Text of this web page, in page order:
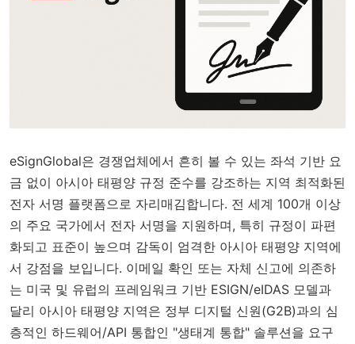
eSignGlobal은 경쟁업체에서 흔히 볼 수 있는 좌석 기반 요
금 없이 아시아 태평양 규정 준수를 강조하는 지역 최적화된
전자 서명 플랫폼으로 자리매김합니다. 전 세계 100개 이상
의 주요 국가에서 전자 서명을 지원하며, 특히 규정이 파편
화되고 표준이 높으며 감독이 엄격한 아시아 태평양 지역에
서 강점을 보입니다. 이메일 확인 또는 자체 신고에 의존하
는 미국 및 유럽의 프레임워크 기반 ESIGN/eIDAS 모델과
달리 아시아 태평양 지역은 정부 디지털 신원(G2B)과의 심
층적인 하드웨어/API 통합인 "생태계 통합" 솔루션을 요구